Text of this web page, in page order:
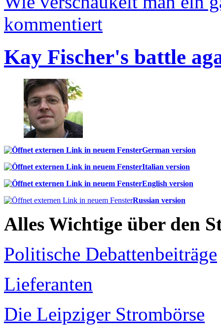
kommentiert
Kay Fischer's battle
German version
Italian version
English version
Russian version
Alles Wichtige über den
Politische Debattenbeiträge
Lieferanten
Die Leipziger Strombörse